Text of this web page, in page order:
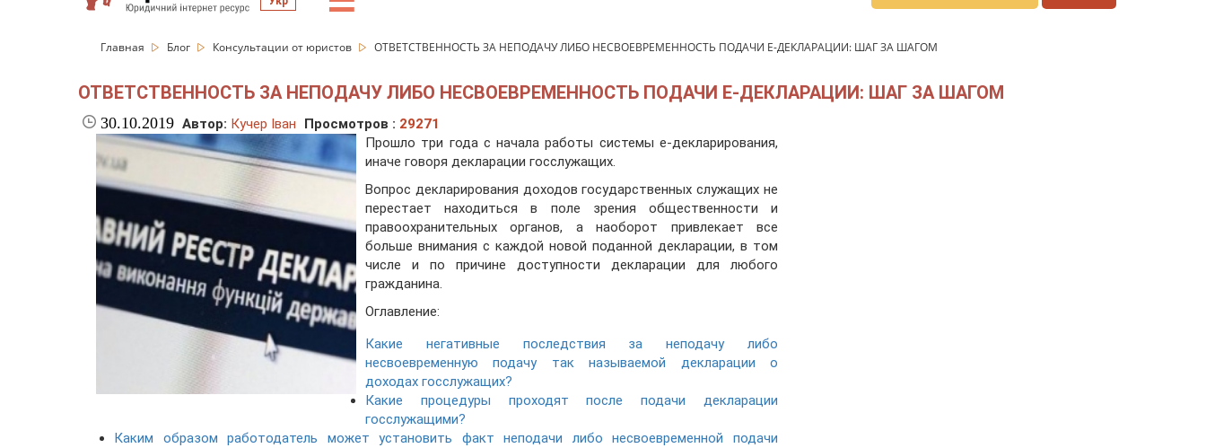
Главная Блог Консультации от юристов ОТВЕТСТВЕННОСТЬ ЗА НЕПОДАЧУ ЛИБО НЕСВОЕВРЕМЕННОСТЬ ПОДАЧИ Е-ДЕКЛАРАЦИИ: ШАГ ЗА ШАГОМ
ОТВЕТСТВЕННОСТЬ ЗА НЕПОДАЧУ ЛИБО НЕСВОЕВРЕМЕННОСТЬ ПОДАЧИ Е-ДЕКЛАРАЦИИ: ШАГ ЗА ШАГОМ
30.10.2019 Автор: Кучер Іван Просмотров : 29271
Прошло три года с начала работы системы e-декларирования,
иначе говоря декларации госслужащих.
Вопрос декларирования доходов государственных служащих не
перестает находиться в поле зрения общественности и
правоохранительных органов, а наоборот привлекает все
больше внимания с каждой новой поданной декларации, в том
числе и по причине доступности декларации для любого
гражданина.
Оглавление:
Какие негативные последствия за неподачу либо
несвоевременную подачу так называемой декларации о
доходах госслужащих?
Какие процедуры проходят после подачи декларации
госслужащими?
Каким образом работодатель может установить факт неподачи либо несвоевременной подачи